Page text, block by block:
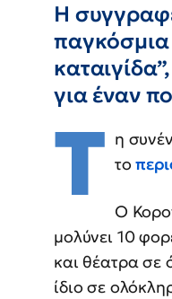
Η
παγκόσμια
για έναν
Τ η
το
Ο
μολύνει 10
και θέατρα σε
ίδιο σε